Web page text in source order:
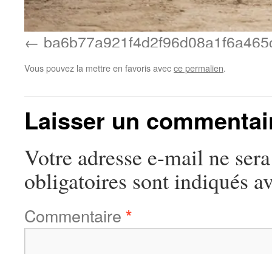
Vous pouvez la mettre en favoris avecce permalien.
Laisser un
Votre adresse e-mail ne
obligatoires sont indiqués
Commentaire *